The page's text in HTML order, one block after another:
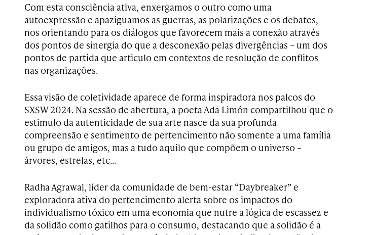
Com esta consciência ativa, enxergamos o outro como uma
autoexpressão e apaziguamos as guerras, as polarizações e os debates,
nos orientando para os diálogos que favorecem mais a conexão através
dos pontos de sinergia do que a desconexão pelas divergências – um dos
pontos de partida que articulo em contextos de resolução de conflitos
nas organizações.
Essa visão de coletividade aparece de forma inspiradora nos palcos do
SXSW 2024. Na sessão de abertura, a poeta Ada Limón compartilhou que o
estimulo da autenticidade de sua arte nasce da sua profunda
compreensão e sentimento de pertencimento não somente a uma família
ou grupo de amigos, mas a tudo aquilo que compõem o universo –
árvores, estrelas, etc…
Radha Agrawal, líder da comunidade de bem-estar “Daybreaker” e
exploradora ativa do pertencimento alerta sobre os impactos do
individualismo tóxico em uma economia que nutre a lógica de escassez e
da solidão como gatilhos para o consumo, destacando que a solidão é a